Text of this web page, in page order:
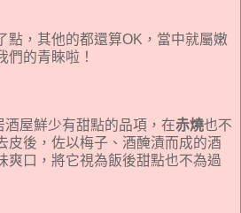
點，其他的都還算OK，當中就屬嫩
們的青睞啦！
酒屋鮮少有甜點的品項，在赤燒也不
皮後，佐以梅子、酒醃漬而成的酒
爽口，將它視為飯後甜點也不為過